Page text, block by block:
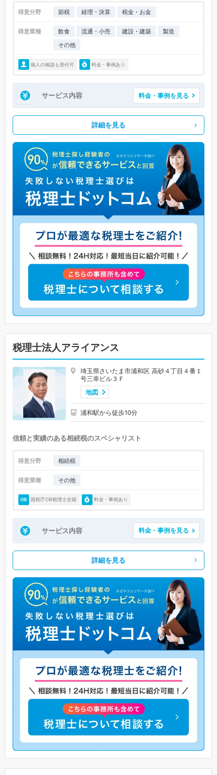
得意分野 節税 経理・決算 税金・お金
得意業種 飲食 流通・小売 建設・建築
製造
その他
個人の相談も受付可 料金・事例あり
サービス内容 料金・事例を見る
詳細を見る
税理士法人アライアンス
埼玉県さいたま市浦和区 高砂４丁目４番１
号三幸ビル３Ｆ
地図
浦和駅から徒歩10分
信頼と実績のある相続税のスペシャリスト
得意分野 相続税
得意業種 その他
国税庁OB税理士在籍 料金・事例あり
サービス内容 料金・事例を見る
詳細を見る